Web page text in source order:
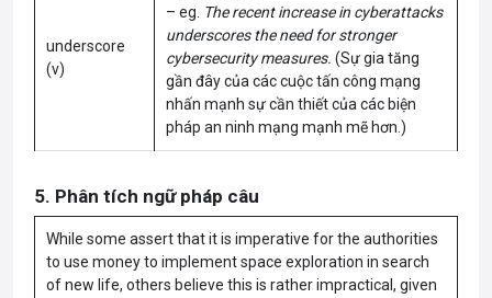
underscore
(v)
– eg. The recent increase in cyberattacks
underscores the need for stronger
cybersecurity measures. (Sự gia tăng
gần đây của các cuộc tấn công mạng
nhấn mạnh sự cần thiết của các biện
pháp an ninh mạng mạnh mẽ hơn.)
5. Phân tích ngữ pháp câu
While some assert that it is imperative for the authorities
to use money to implement space exploration in search
of new life, others believe this is rather impractical, given